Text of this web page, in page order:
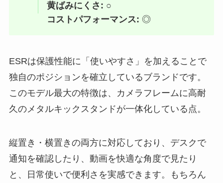
黄ばみにくさ: ○
コストパフォーマンス: ◎
ESRは保護性能に「使いやすさ」を加えることで
独自のポジションを確立しているブランドです。
このモデル最大の特徴は、カメラフレームに高耐
久のメタルキックスタンドが一体化している点。
縦置き・横置きの両方に対応しており、デスクで
通知を確認したり、動画を快適な角度で見たり
と、日常使いで便利さを実感できます。もちろん